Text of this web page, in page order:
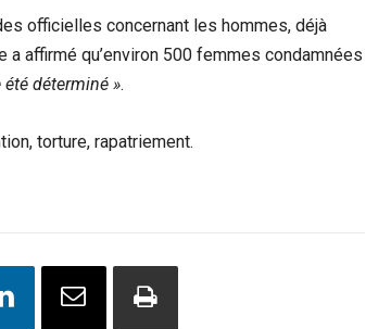
officielles concernant les hommes, déjà
affirmé qu’environ 500 femmes condamnées
été déterminé ».
torture, rapatriement.